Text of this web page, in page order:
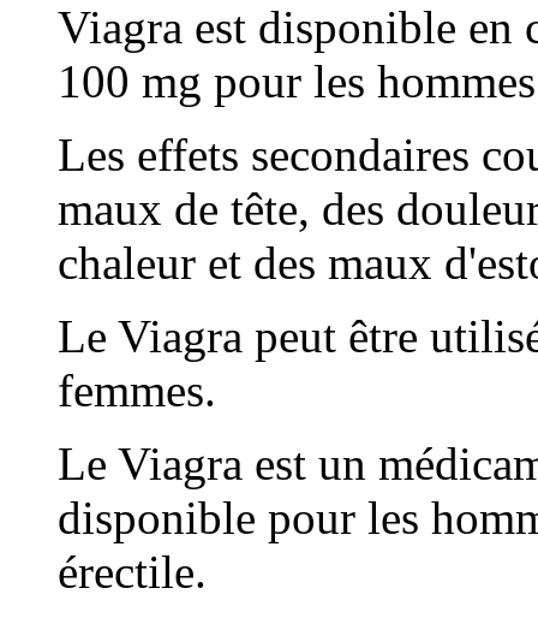
Viagra est disponible en
100 mg pour les
Les effets secondaires
maux de tête, des
chaleur et des maux
Le Viagra peut être
femmes.
Le Viagra est un
disponible pour les
érectile.